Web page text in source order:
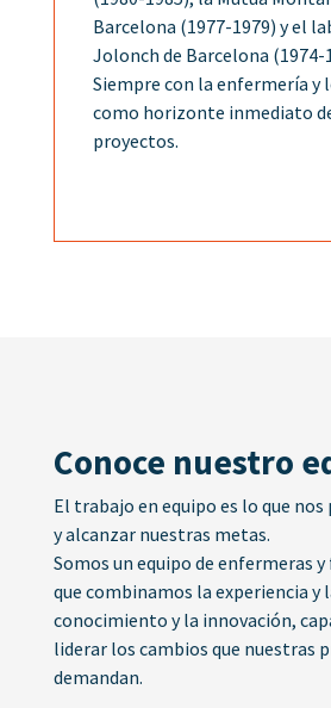
Barcelona (1977-1979) y el
Jolonch de Barcelona (1974-
Siempre con la enfermería y
como horizonte inmediato
proyectos.
Conoce nuestro
El trabajo en equipo es lo que
y alcanzar nuestras metas.
Somos un equipo de enfermeras
que combinamos la experiencia y
conocimiento y la innovación,
liderar los cambios que nuestras
demandan.